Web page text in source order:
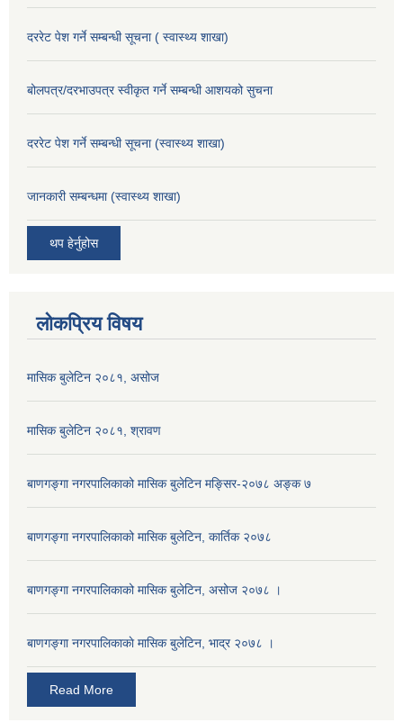
दररेट पेश गर्ने सम्बन्धी सूचना ( स्वास्थ्य शाखा)
बोलपत्र/दरभाउपत्र स्वीकृत गर्ने सम्बन्धी आशयको सुचना
दररेट पेश गर्ने सम्बन्धी सूचना (स्वास्थ्य शाखा)
जानकारी सम्बन्धमा (स्वास्थ्य शाखा)
थप हेर्नुहोस
लोकप्रिय विषय
मासिक बुलेटिन २०८१, असोज
मासिक बुलेटिन २०८१, श्रावण
बाणगङ्गा नगरपालिकाको मासिक बुलेटिन मङ्सिर-२०७८ अङ्क ७
बाणगङ्गा नगरपालिकाको मासिक बुलेटिन, कार्तिक २०७८
बाणगङ्गा नगरपालिकाको मासिक बुलेटिन, असोज २०७८ ।
बाणगङ्गा नगरपालिकाकाे मासिक बुलेटिन, भाद्र २०७८ ।
Read More